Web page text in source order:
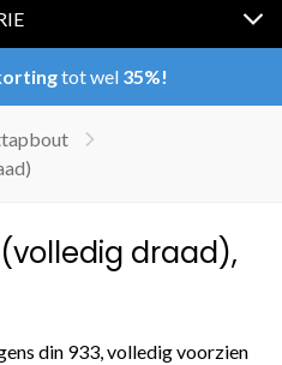
tot wel 35%!
draad),
din 933, volledig voorzien